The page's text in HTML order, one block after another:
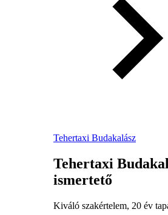
Tehertaxi Budakalász
Tehertaxi
ismertető
Kiváló szakértelem, 20 év